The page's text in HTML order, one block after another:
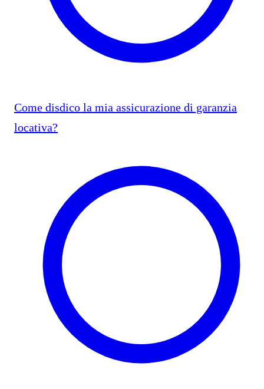
Come disdico la mia assicurazione di garanzia
locativa?